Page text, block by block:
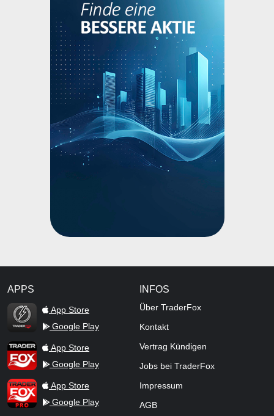
APPS
TraderFox Flash
App Store
Google Play
TraderFox AppApp Store
Google Play
TraderFox ProApp Store
Google Play
INFOS
Über TraderFox
Kontakt
Vertrag Kündigen
Jobs bei TraderFox
Impressum
AGB